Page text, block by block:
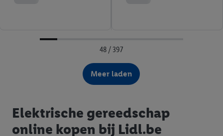
48 / 397
Meer laden
Elektrische gereedschap
online kopen bij Lidl.be